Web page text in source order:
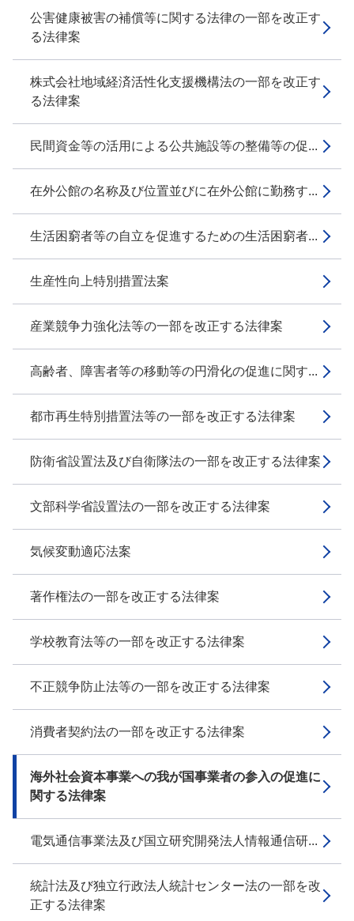
公害健康被害の補償等に関する法律の一部を改正す
る法律案
株式会社地域経済活性化支援機構法の一部を改正す
る法律案
民間資金等の活用による公共施設等の整備等の促...
在外公館の名称及び位置並びに在外公館に勤務す...
生活困窮者等の自立を促進するための生活困窮者...
生産性向上特別措置法案
産業競争力強化法等の一部を改正する法律案
高齢者、障害者等の移動等の円滑化の促進に関す...
都市再生特別措置法等の一部を改正する法律案
防衛省設置法及び自衛隊法の一部を改正する法律案
文部科学省設置法の一部を改正する法律案
気候変動適応法案
著作権法の一部を改正する法律案
学校教育法等の一部を改正する法律案
不正競争防止法等の一部を改正する法律案
消費者契約法の一部を改正する法律案
海外社会資本事業への我が国事業者の参入の促進に
関する法律案
電気通信事業法及び国立研究開発法人情報通信研...
統計法及び独立行政法人統計センター法の一部を改
正する法律案